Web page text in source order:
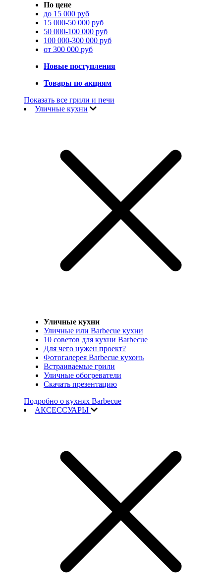
По цене
до 15 000 руб
15 000-50 000 руб
50 000-100 000 руб
100 000-300 000 руб
от 300 000 руб
Новые поступления
Товары по акциям
Показать все грили и печи
Уличные кухни
Уличные кухни
Уличные или Barbecue кухни
10 советов для кухни Barbecue
Для чего нужен проект?
Фотогалерея Barbecue кухонь
Встраиваемые грили
Уличные обогреватели
Скачать презентацию
Подробно о кухнях Barbecue
АКСЕССУАРЫ